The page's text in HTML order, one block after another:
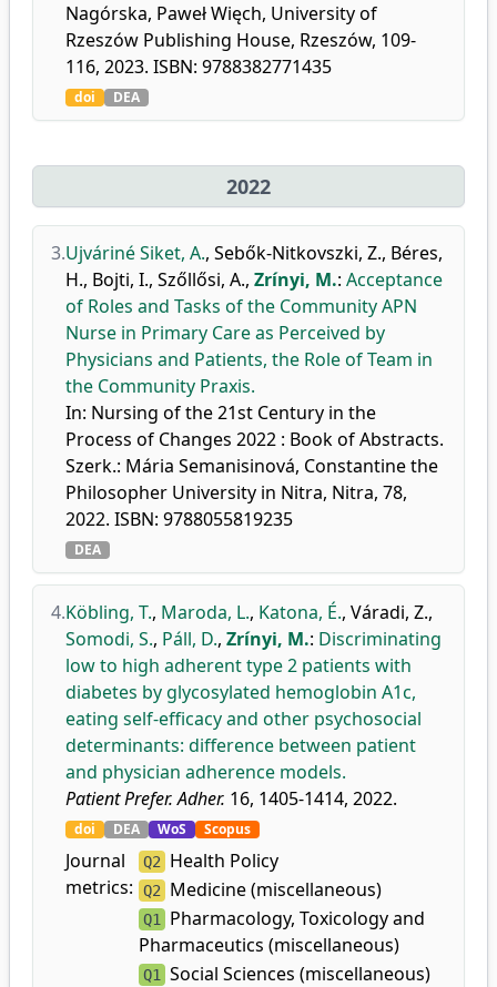
Nagórska, Paweł Więch, University of
Rzeszów Publishing House, Rzeszów, 109-
116, 2023. ISBN: 9788382771435
doi DEA
2022
3.Ujváriné Siket, A., Sebők-Nitkovszki, Z., Béres,
H., Bojti, I., Szőllősi, A., Zrínyi, M.: Acceptance
of Roles and Tasks of the Community APN
Nurse in Primary Care as Perceived by
Physicians and Patients, the Role of Team in
the Community Praxis.
In: Nursing of the 21st Century in the
Process of Changes 2022 : Book of Abstracts.
Szerk.: Mária Semanisinová, Constantine the
Philosopher University in Nitra, Nitra, 78,
2022. ISBN: 9788055819235
DEA
4.Köbling, T., Maroda, L., Katona, É., Váradi, Z.,
Somodi, S., Páll, D., Zrínyi, M.: Discriminating
low to high adherent type 2 patients with
diabetes by glycosylated hemoglobin A1c,
eating self-efficacy and other psychosocial
determinants: difference between patient
and physician adherence models.
Patient Prefer. Adher. 16, 1405-1414, 2022.
doi DEA WoS Scopus
Journal
metrics:
Q2 Health Policy
Q2 Medicine (miscellaneous)
Q1
Pharmacology, Toxicology and
Pharmaceutics (miscellaneous)
Q1 Social Sciences (miscellaneous)